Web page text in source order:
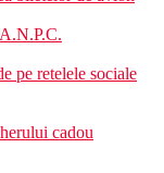
pe retelele sociale
cadou